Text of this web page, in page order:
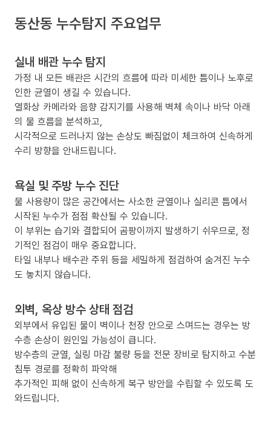
동산동 누수탐지 주요업무
실내 배관 누수 탐지
가정 내 모든 배관은 시간의 흐름에 따라 미세한 틈이나 노후로
인한 균열이 생길 수 있습니다.
열화상 카메라와 음향 감지기를 사용해 벽체 속이나 바닥 아래
의 물 흐름을 분석하고,
시각적으로 드러나지 않는 손상도 빠짐없이 체크하여 신속하게
수리 방향을 안내드립니다.
욕실 및 주방 누수 진단
물 사용량이 많은 공간에서는 사소한 균열이나 실리콘 틈에서
시작된 누수가 점점 확산될 수 있습니다.
이 부위는 습기와 결합되어 곰팡이까지 발생하기 쉬우므로, 정
기적인 점검이 매우 중요합니다.
타일 내부나 배수관 주위 등을 세밀하게 점검하여 숨겨진 누수
도 놓치지 않습니다.
외벽, 옥상 방수 상태 점검
외부에서 유입된 물이 벽이나 천장 안으로 스며드는 경우는 방
수층 손상이 원인일 가능성이 큽니다.
방수층의 균열, 실링 마감 불량 등을 전문 장비로 탐지하고 수분
침투 경로를 정확히 파악해
추가적인 피해 없이 신속하게 복구 방안을 수립할 수 있도록 도
와드립니다.